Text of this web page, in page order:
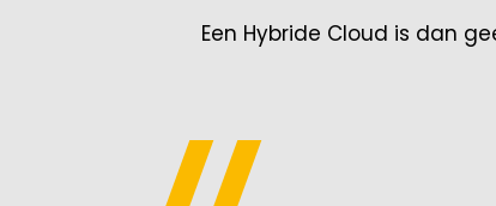
Een Hybride Cloud is dan